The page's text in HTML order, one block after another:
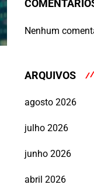
Nenhum
ARQUIVOS
agosto 2026
julho 2026
junho 2026
abril 2026